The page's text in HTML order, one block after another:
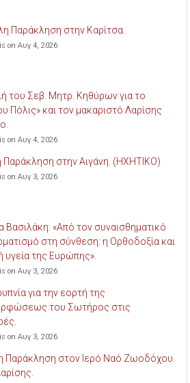
Παράκληση στην Καρίτσα.
on Αυγ 4, 2026
του Σεβ. Μητρ. Κηθύρων για το
Πόλις» και τον μακαριστό Λαρίσης
on Αυγ 4, 2026
Παράκληση στην Αιγάνη. (ΗΧΗΤΙΚΟ)
on Αυγ 3, 2026
Βασιλάκη: «Από τον συναισθηματικό
στη σύνθεση: η Ορθοδοξία και
υγεία της Ευρώπης».
on Αυγ 3, 2026
για την εορτή της
του Σωτήρος στις
on Αυγ 3, 2026
Παράκληση στον Ιερό Ναό Ζωοδόχου